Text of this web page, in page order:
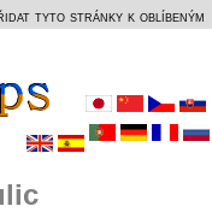
tyto stránky k oblíbeným